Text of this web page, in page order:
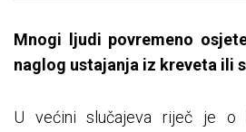
Mnogi ljudi povremeno
naglog ustajanja iz kreveta ili
U većini slučajeva riječ je o